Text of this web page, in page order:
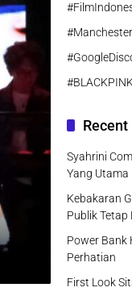
#BLACKPINK
Recent
Syahrini
Yang Utama
Kebakaran
Publik Tetap
Power Bank
Perhatian
First Look